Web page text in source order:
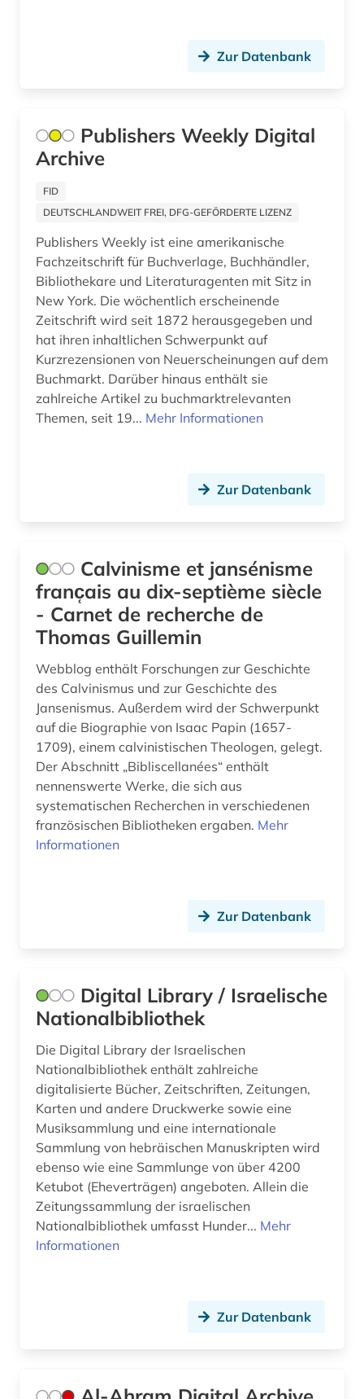
fid asien (1)
informationswissenschaft (1)
fid geschichtswissenschaft (5)
fid lateinamerika (4)
fid nahost-, nordafrika- und islamstudien (5)
filmarchiv (1)
financial times (1)
finanzwirtschaft (1)
finnlandschweden (1)
firmen (1)
flensburg (1)
flugschrift (3)
forschung (1)
foto (1)
fotografie (1)
frankfurter allgemeine (1)
frankreich (11)
frankreich zeitung (1)
französisch (2)
friesland (1)
führungskraft (1)
galloromanistik (2)
gelnhausen (1)
genf (1)
geschichte 1699-1812 (1)
geschichte 1807-1929 (1)
geschichte 1870-2019 (2)
Suedostasien (6)
Thueringen (2)
USA (35)
Vatikanstadt (4)
Zur Datenbank
Publishers Weekly Digital
Archive
FID
DEUTSCHLANDWEIT FREI, DFG-GEFÖRDERTE LIZENZ
Publishers Weekly ist eine amerikanische
Fachzeitschrift für Buchverlage, Buchhändler,
Bibliothekare und Literaturagenten mit Sitz in
New York. Die wöchentlich erscheinende
Zeitschrift wird seit 1872 herausgegeben und
hat ihren inhaltlichen Schwerpunkt auf
Kurzrezensionen von Neuerscheinungen auf dem
Buchmarkt. Darüber hinaus enthält sie
zahlreiche Artikel zu buchmarktrelevanten
Themen, seit 19... Mehr Informationen
Zur Datenbank
Calvinisme et jansénisme
franc̜ais au dix-septième siècle
- Carnet de recherche de
Thomas Guillemin
Webblog enthält Forschungen zur Geschichte
des Calvinismus und zur Geschichte des
Jansenismus. Außerdem wird der Schwerpunkt
auf die Biographie von Isaac Papin (1657-
1709), einem calvinistischen Theologen, gelegt.
Der Abschnitt „Bibliscellanées“ enthält
nennenswerte Werke, die sich aus
systematischen Recherchen in verschiedenen
französischen Bibliotheken ergaben. Mehr
Informationen
Zur Datenbank
Digital Library / Israelische
Nationalbibliothek
Die Digital Library der Israelischen
Nationalbibliothek enthält zahlreiche
digitalisierte Bücher, Zeitschriften, Zeitungen,
Karten und andere Druckwerke sowie eine
Musiksammlung und eine internationale
Sammlung von hebräischen Manuskripten wird
ebenso wie eine Sammlunge von über 4200
Ketubot (Eheverträgen) angeboten. Allein die
Zeitungssammlung der israelischen
Nationalbibliothek umfasst Hunder... Mehr
Informationen
Zur Datenbank